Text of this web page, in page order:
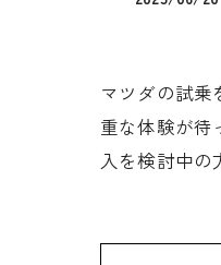
マツダの試
重な体験が待
入を検討中の